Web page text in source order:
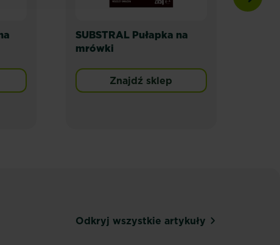
SUBSTRAL Pułapka na
mrówki
Znajdź sklep
Odkryj wszystkie artykuły